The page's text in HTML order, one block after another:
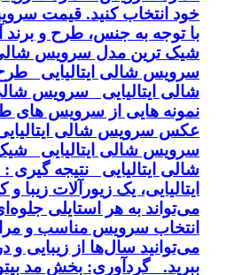
خود انتخاب کنید. قیمت
با توجه به جنس، طرح و برند
شیک ترین مدل سرویس شالی
سرویس شالی ایتالیایی
شالی ایتالیایی سرویس
نمونه هایی از سرویس های
عکس سرویس شالی
سرویس شالی ایتالیایی
شالی ایتالیایی نتیجه
ایتالیایی، یک زیورآلات
می‌تواند به هر استایلی
انتخاب سرویس مناسب و
می‌توانید سال‌ها از زیبایی
ببرید. گردآوری: بخش مد